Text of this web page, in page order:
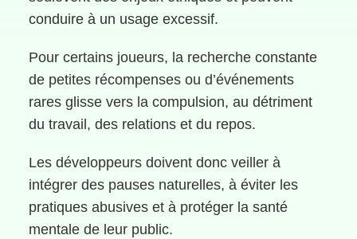
conduire à un usage excessif.
Pour certains joueurs, la recherche constante
de petites récompenses ou d’événements
rares glisse vers la compulsion, au détriment
du travail, des relations et du repos.
Les développeurs doivent donc veiller à
intégrer des pauses naturelles, à éviter les
pratiques abusives et à protéger la santé
mentale de leur public.